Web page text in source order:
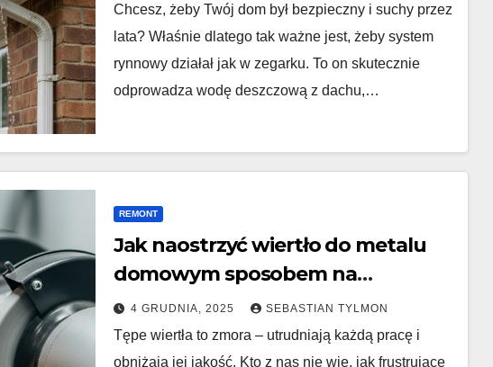
Chcesz, żeby Twój dom był bezpieczny i suchy przez
lata? Właśnie dlatego tak ważne jest, żeby system
rynnowy działał jak w zegarku. To on skutecznie
odprowadza wodę deszczową z dachu,…
REMONT
Jak naostrzyć wiertło do metalu
domowym sposobem na
szlifierce?
4 GRUDNIA, 2025 SEBASTIAN TYLMON
Tępe wiertła to zmora – utrudniają każdą pracę i
obniżają jej jakość. Kto z nas nie wie, jak frustrujące